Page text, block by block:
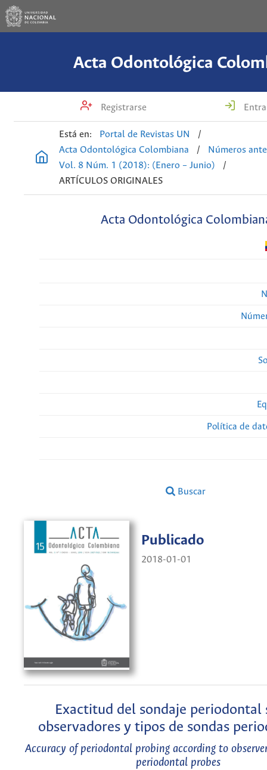
Acta Odontológica
Registrarse
Está en: Portal de Revistas UN
/
Acta Odontológica Colombiana
/
Números
Vol. 8 Núm. 1 (2018): (Enero – Junio)
/
ARTÍCULOS ORIGINALES
Acta Odontológica
Política de
Buscar
Publicado
2018-01-01
Exactitud del sondaje periodontal
observadores y tipos de sondas
Accuracy of periodontal probing according to
periodontal probes